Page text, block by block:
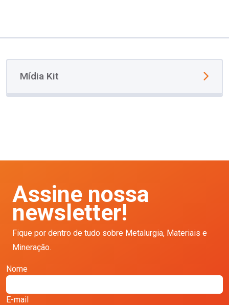
Mídia Kit
Assine nossa
newsletter!
Fique por dentro de tudo sobre Metalurgia, Materiais e
Mineração.
Nome
E-mail